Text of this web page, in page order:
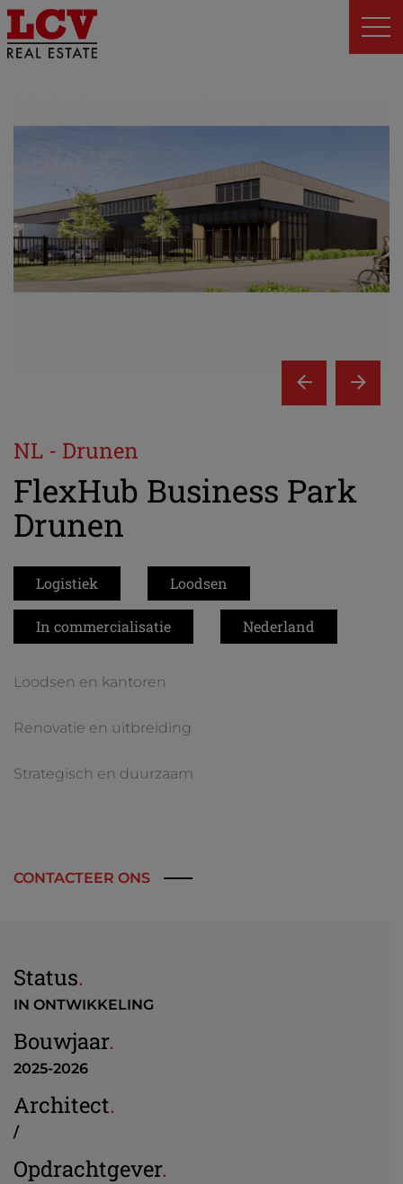
NL - Drunen
FlexHub Business Park
Drunen
Logistiek Loodsen
In commercialisatie Nederland
Loodsen en kantoren
Renovatie en uitbreiding
Strategisch en duurzaam
CONTACTEER ONS
Status.
IN ONTWIKKELING
Bouwjaar.
2025-2026
Architect.
/
Opdrachtgever.